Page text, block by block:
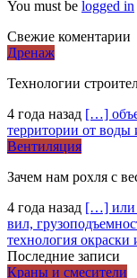
You must be logged in
Свежие коментарии
Дренаж
Технологии
4 года назад […]
территории от
Вентиляция
Зачем нам рохля с
4 года назад […] или
вил,
технология
Последние записи
Краны и смесители